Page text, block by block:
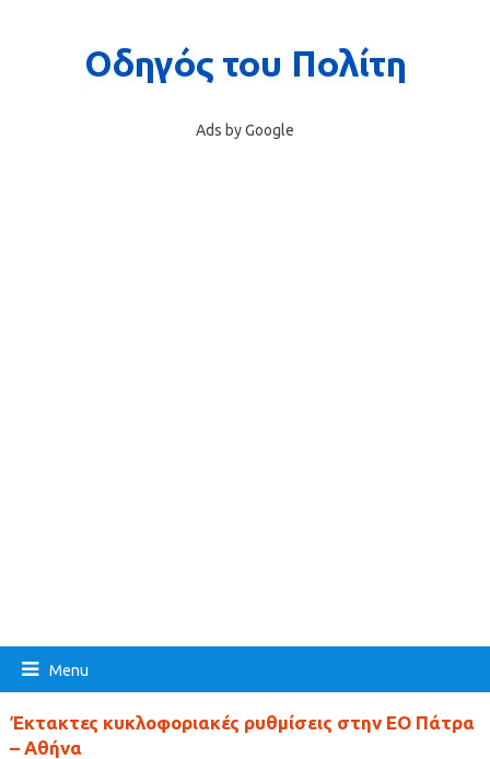
Ads by Google
Menu
Έκτακτες κυκλοφοριακές ρυθμίσεις στην ΕΟ Πάτρα
– Αθήνα